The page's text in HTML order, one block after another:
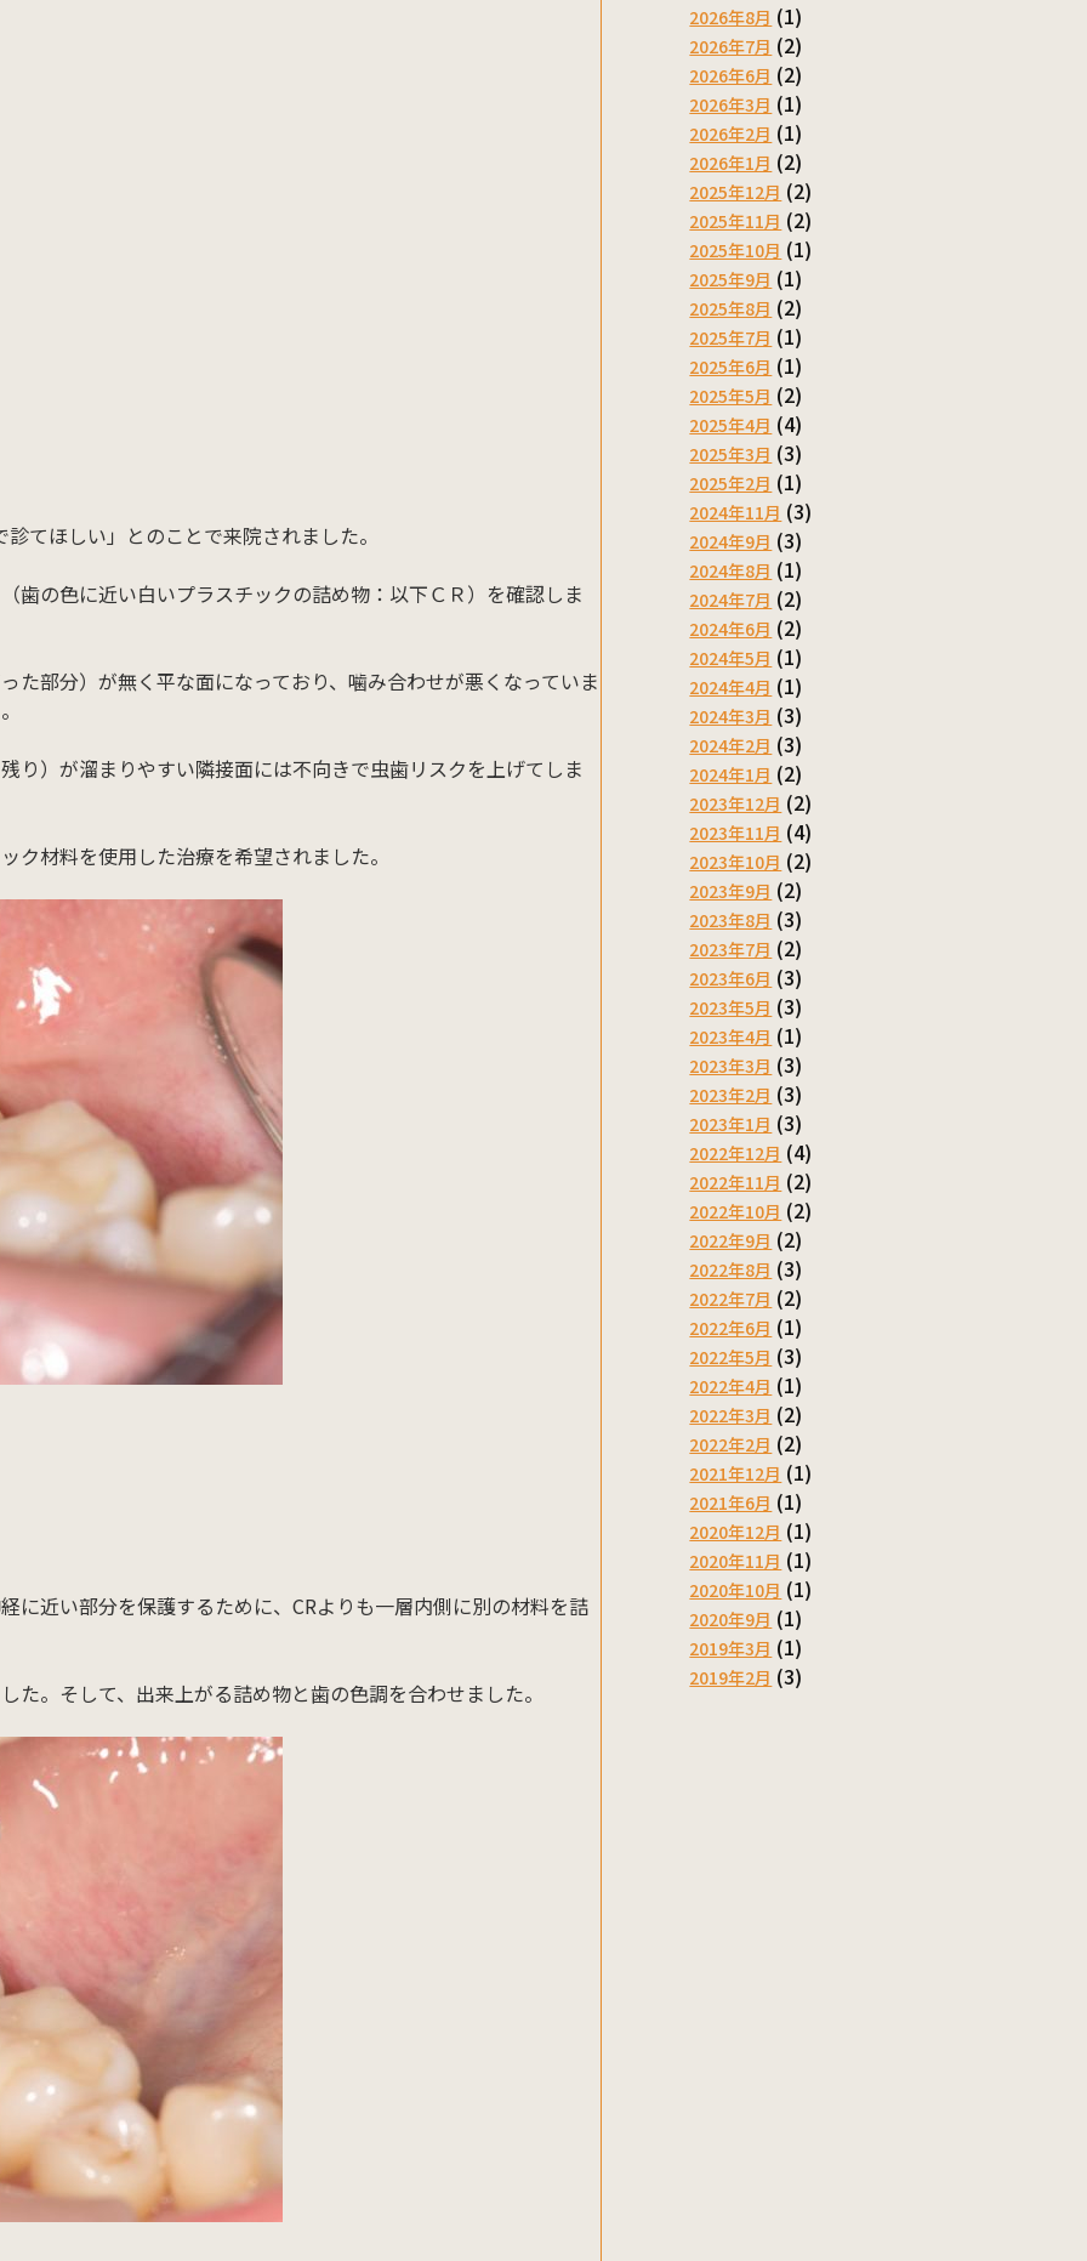
てほしい」とのことで来院されました。
歯の色に近い白いプラスチックの詰め物：以下ＣＲ）を確認しま
た部分）が無く平な面になっており、噛み合わせが悪くなっていま
り）が溜まりやすい隣接面には不向きで虫歯リスクを上げてしま
材料を使用した治療を希望されました。
に近い部分を保護するために、CRよりも一層内側に別の材料を詰
。そして、出来上がる詰め物と歯の色調を合わせました。
2026年8月 (1)
2026年7月 (2)
2026年6月 (2)
2026年3月 (1)
2026年2月 (1)
2026年1月 (2)
2025年12月 (2)
2025年11月 (2)
2025年10月 (1)
2025年9月 (1)
2025年8月 (2)
2025年7月 (1)
2025年6月 (1)
2025年5月 (2)
2025年4月 (4)
2025年3月 (3)
2025年2月 (1)
2024年11月 (3)
2024年9月 (3)
2024年8月 (1)
2024年7月 (2)
2024年6月 (2)
2024年5月 (1)
2024年4月 (1)
2024年3月 (3)
2024年2月 (3)
2024年1月 (2)
2023年12月 (2)
2023年11月 (4)
2023年10月 (2)
2023年9月 (2)
2023年8月 (3)
2023年7月 (2)
2023年6月 (3)
2023年5月 (3)
2023年4月 (1)
2023年3月 (3)
2023年2月 (3)
2023年1月 (3)
2022年12月 (4)
2022年11月 (2)
2022年10月 (2)
2022年9月 (2)
2022年8月 (3)
2022年7月 (2)
2022年6月 (1)
2022年5月 (3)
2022年4月 (1)
2022年3月 (2)
2022年2月 (2)
2021年12月 (1)
2021年6月 (1)
2020年12月 (1)
2020年11月 (1)
2020年10月 (1)
2020年9月 (1)
2019年3月 (1)
2019年2月 (3)